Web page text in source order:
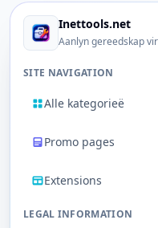
Inettools.net
Aanlyn gereedskap
SITE NAVIGATION
Alle kategorieë
Promo pages
Extensions
LEGAL INFORMATION